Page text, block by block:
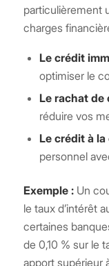
particulièrement
charges
Le crédit
optimiser le
Le rachat de
réduire vos
Le crédit à
personnel
Exemple :Un
le taux d’intérêt
certaines
de 0,10 % sur le
apport supérieur